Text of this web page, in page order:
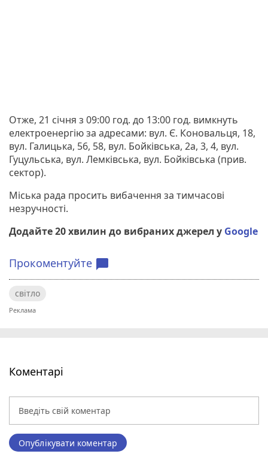
Отже, 21 січня з 09:00 год. до 13:00 год. вимкнуть
електроенергію за адресами: вул. Є. Коновальця, 18,
вул. Галицька, 56, 58, вул. Бойківська, 2а, 3, 4, вул.
Гуцульська, вул. Лемківська, вул. Бойківська (прив.
сектор).
Міська рада просить вибачення за тимчасові
незручності.
Додайте 20 хвилин до вибраних джерел у Google
Прокоментуйте chat_bubble
світло
Коментарі
Опублікувати коментар